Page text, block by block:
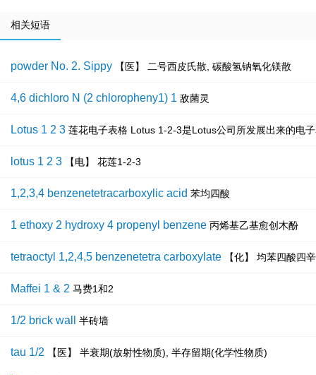
相关短语
powder No. 2. Sippy 【医】 二号西皮氏散, 碳酸氢钠氧化镁散
4,6 dichloro N (2 chloropheny1) 1 敌菌灵
Lotus 1 2 3 莲花电子表格 Lotus 1-2-3是Lotus公司所发展出来的电
lotus 1 2 3 【电】 花莲1-2-3
1,2,3,4 benzenetetracarboxylic acid 苯均四酸
1 ethoxy 2 hydroxy 4 propenyl benzene 丙烯基乙基愈创木酚
tetraoctyl 1,2,4,5 benzenetetra carboxylate 【化】 均苯四酸四
Maffei 1 & 2 马费1和2
1/2 brick wall 半砖墙
tau 1/2 【医】 半衰期(放射性物质), 半存留期(化学性物质)